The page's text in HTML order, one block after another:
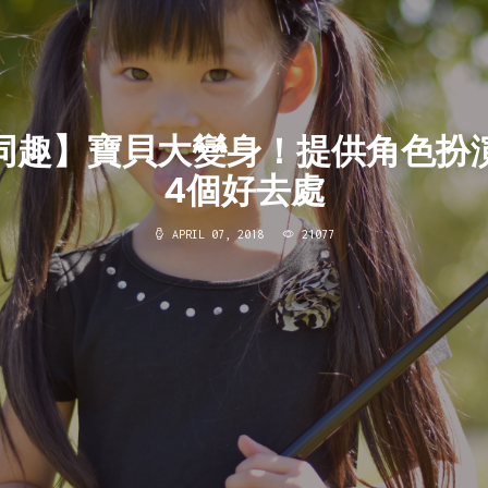
趣】寶貝大變身！提供角色扮
4個好去處
APRIL 07, 2018 21077